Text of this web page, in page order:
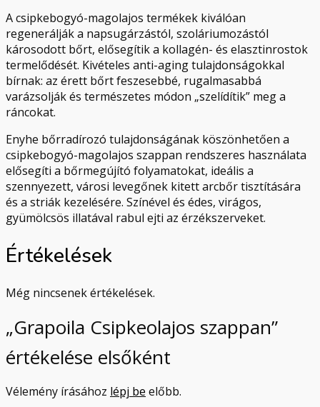
A csipkebogyó-magolajos termékek kiválóan
regenerálják a napsugárzástól, szoláriumozástól
károsodott bőrt, elősegítik a kollagén- és elasztinrostok
termelődését. Kivételes anti-aging tulajdonságokkal
bírnak: az érett bőrt feszesebbé, rugalmasabbá
varázsolják és természetes módon „szelídítik” meg a
ráncokat.
Enyhe bőrradírozó tulajdonságának köszönhetően a
csipkebogyó-magolajos szappan rendszeres használata
elősegíti a bőrmegújító folyamatokat, ideális a
szennyezett, városi levegőnek kitett arcbőr tisztítására
és a striák kezelésére. Színével és édes, virágos,
gyümölcsös illatával rabul ejti az érzékszerveket.
Értékelések
Még nincsenek értékelések.
„Grapoila Csipkeolajos szappan”
értékelése elsőként
Vélemény írásához lépj be előbb.